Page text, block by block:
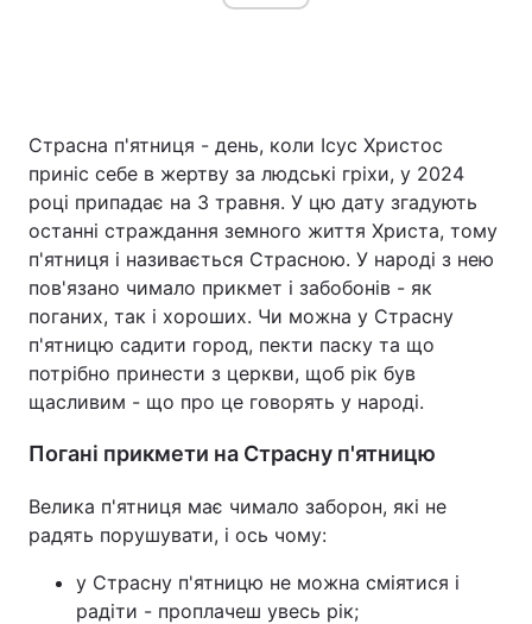
Страсна п'ятниця - день, коли Ісус Христос
приніс себе в жертву за людські гріхи, у 2024
році припадає на 3 травня. У цю дату згадують
останні страждання земного життя Христа, тому
п'ятниця і називається Страсною. У народі з нею
пов'язано чимало прикмет і забобонів - як
поганих, так і хороших. Чи можна у Страсну
п'ятницю садити город, пекти паску та що
потрібно принести з церкви, щоб рік був
щасливим - що про це говорять у народі.
Погані прикмети на Страсну п'ятницю
Велика п'ятниця має чимало заборон, які не
радять порушувати, і ось чому:
у Страсну п'ятницю не можна сміятися і
радіти - проплачеш увесь рік;